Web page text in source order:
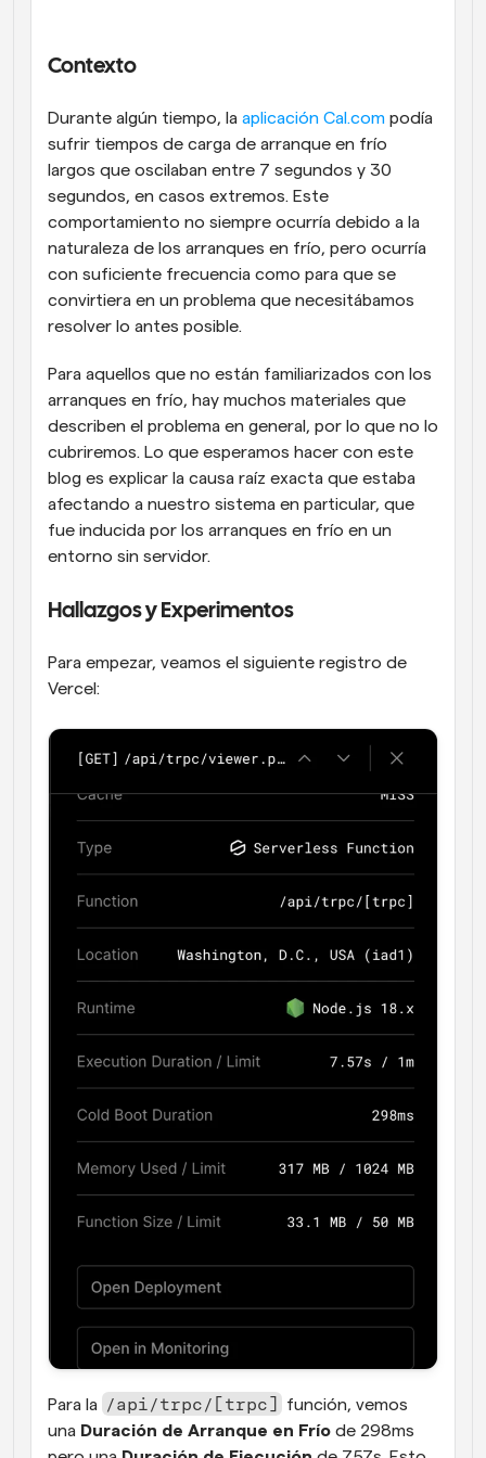
impulsadas por IA
Automatiza la programación y los recordatorios
Mantente al día con las últimas noticias y
actualizaciones
Reuniones Instantáneas
Reúnete con clientes en minutos
Enlaces de Grupo Dinámico
Reserva reuniones de forma fluida con varias personas
Recibe notificaciones cuando ocurra algo
Contexto
Durante algún tiempo, la aplicación Cal.com podía
sufrir tiempos de carga de arranque en frío
largos que oscilaban entre 7 segundos y 30
segundos, en casos extremos. Este
comportamiento no siempre ocurría debido a la
naturaleza de los arranques en frío, pero ocurría
con suficiente frecuencia como para que se
convirtiera en un problema que necesitábamos
resolver lo antes posible.
Para aquellos que no están familiarizados con los
arranques en frío, hay muchos materiales que
describen el problema en general, por lo que no lo
cubriremos. Lo que esperamos hacer con este
blog es explicar la causa raíz exacta que estaba
afectando a nuestro sistema en particular, que
fue inducida por los arranques en frío en un
entorno sin servidor.
Hallazgos y Experimentos
Para empezar, veamos el siguiente registro de
Vercel:
Para la /api/trpc/[trpc]
función, vemos
una Duración de Arranque en Frío de 298ms